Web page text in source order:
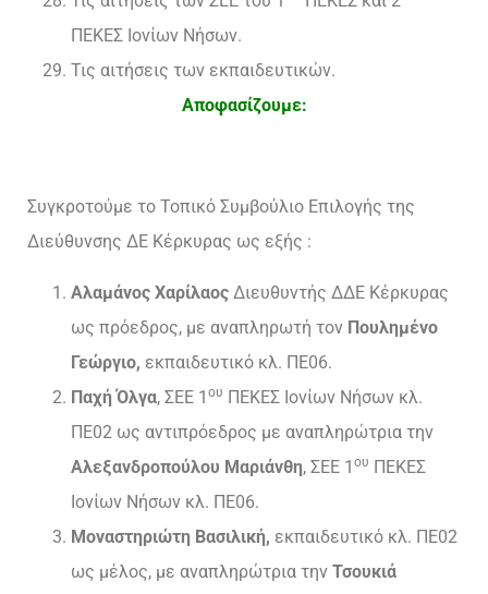
ΠΕΚΕΣ Ιονίων Νήσων.
Τις αιτήσεις των εκπαιδευτικών.
Αποφασίζουμε:
Συγκροτούμε το Τοπικό Συμβούλιο Επιλογής της
Διεύθυνσης ΔΕ Κέρκυρας ως εξής :
Αλαμάνος Χαρίλαος Διευθυντής ΔΔΕ Κέρκυρας
ως πρόεδρος, με αναπληρωτή τον Πουλημένο
Γεώργιο, εκπαιδευτικό κλ. ΠΕ06.
Παχή Όλγα, ΣΕΕ 1 ου ΠΕΚΕΣ Ιονίων Νήσων κλ.
ΠΕ02 ως αντιπρόεδρος με αναπληρώτρια την
Αλεξανδροπούλου Μαριάνθη, ΣΕΕ 1 ου ΠΕΚΕΣ
Ιονίων Νήσων κλ. ΠΕ06.
Μοναστηριώτη Βασιλική, εκπαιδευτικό κλ. ΠΕ02
ως μέλος, με αναπληρώτρια την Τσουκιά